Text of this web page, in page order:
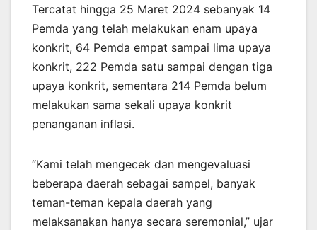
Tercatat hingga 25 Maret 2024 sebanyak 14
Pemda yang telah melakukan enam upaya
konkrit, 64 Pemda empat sampai lima upaya
konkrit, 222 Pemda satu sampai dengan tiga
upaya konkrit, sementara 214 Pemda belum
melakukan sama sekali upaya konkrit
penanganan inflasi.
“Kami telah mengecek dan mengevaluasi
beberapa daerah sebagai sampel, banyak
teman-teman kepala daerah yang
melaksanakan hanya secara seremonial,” ujar